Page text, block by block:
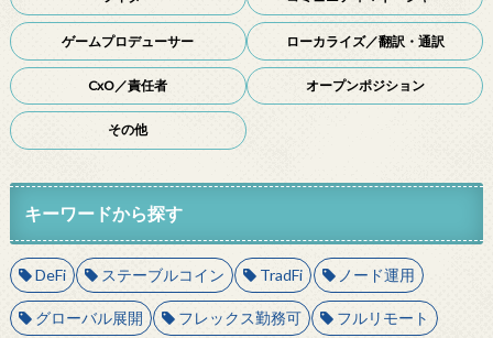
ゲームプロデューサー ローカライズ／翻訳・通訳
CxO／責任者 オープンポジション
その他
キーワードから探す
DeFi ステーブルコイン TradFi ノード運用
グローバル展開 フレックス勤務可 フルリモート